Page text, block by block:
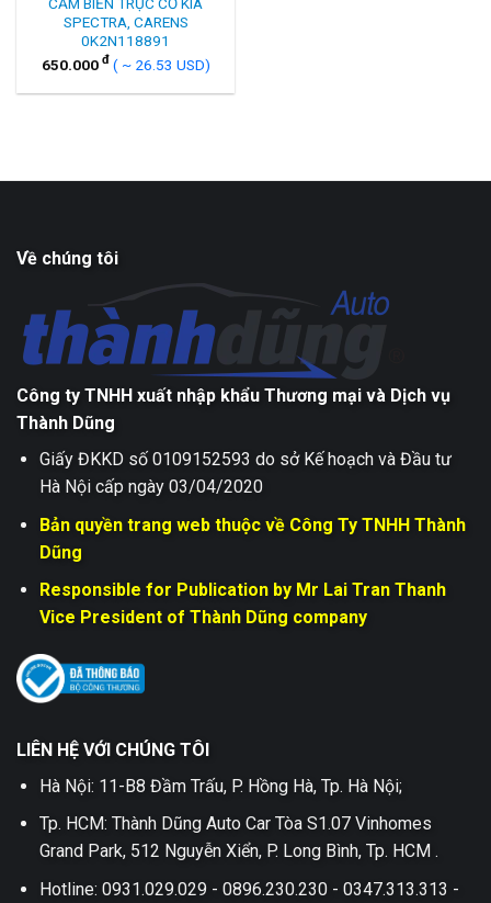
SPECTRA, CARENS
0K2N118891
650.000 đ ( ~ 26.53 USD)
Về chúng tôi
Công ty TNHH xuất nhập khẩu Thương mại và Dịch vụ
Thành Dũng
Giấy ĐKKD số 0109152593 do sở Kế hoạch và Đầu tư
Hà Nội cấp ngày 03/04/2020
Bản quyền trang web thuộc về Công Ty TNHH Thành
Dũng
Responsible for Publication by Mr Lai Tran Thanh
Vice President of Thành Dũng company
LIÊN HỆ VỚI CHÚNG TÔI
Hà Nội: 11-B8 Đầm Trấu, P. Hồng Hà, Tp. Hà Nội;
Tp. HCM: Thành Dũng Auto Car Tòa S1.07 Vinhomes
Grand Park, 512 Nguyễn Xiển, P. Long Bình, Tp. HCM .
Hotline: 0931.029.029 - 0896.230.230 - 0347.313.313 -